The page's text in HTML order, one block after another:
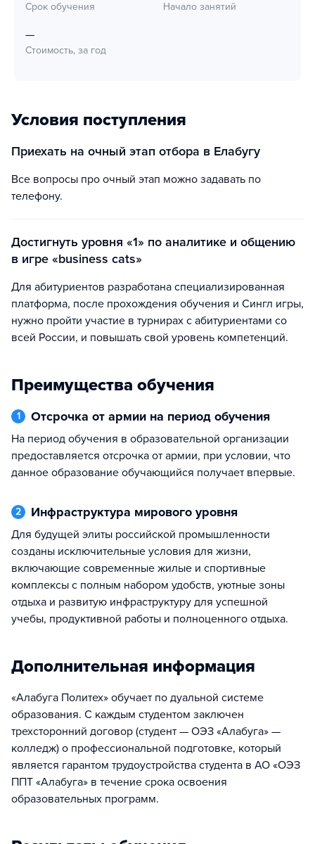
Срок обучения Начало занятий
—
Стоимость, за год
Условия поступления
Приехать на очный этап отбора в Елабугу
Все вопросы про очный этап можно задавать по
телефону.
Достигнуть уровня «1» по аналитике и общению
в игре «business cats»
Для абитуриентов разработана специализированная
платформа, после прохождения обучения и Сингл игры,
нужно пройти участие в турнирах с абитуриентами со
всей России, и повышать свой уровень компетенций.
Преимущества обучения
1 Отсрочка от армии на период обучения
На период обучения в образовательной организации
предоставляется отсрочка от армии, при условии, что
данное образование обучающийся получает впервые.
2 Инфраструктура мирового уровня
Для будущей элиты российской промышленности
созданы исключительные условия для жизни,
включающие современные жилые и спортивные
комплексы с полным набором удобств, уютные зоны
отдыха и развитую инфраструктуру для успешной
учебы, продуктивной работы и полноценного отдыха.
Дополнительная информация
«Алабуга Политех» обучает по дуальной системе
образования. С каждым студентом заключен
трехсторонний договор (студент — ОЭЗ «Алабуга» —
колледж) о профессиональной подготовке, который
является гарантом трудоустройства студента в АО «ОЭЗ
ППТ «Алабуга» в течение срока освоения
образовательных программ.